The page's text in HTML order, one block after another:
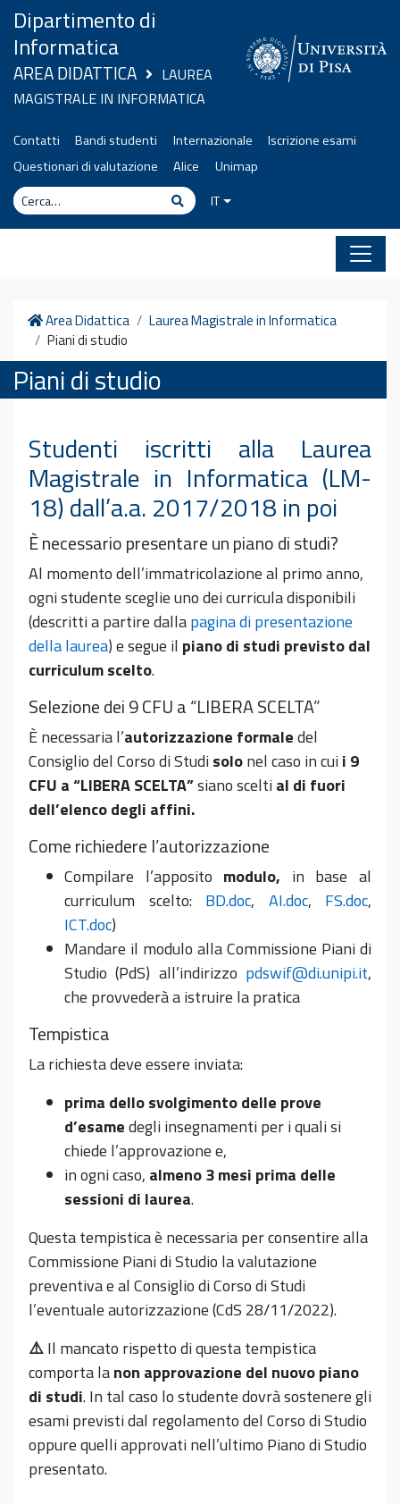
Vai al contenuto
Dipartimento di
Informatica
AREA DIDATTICA
LAUREA
MAGISTRALE IN INFORMATICA
Contatti Bandi studenti Internazionale
Iscrizione esami
Questionari di valutazione
Alice
Unimap
Cerca
CercaIT
Home
Area Didattica
Laurea Magistrale in Informatica
Piani di studio
Piani di studio
Studenti iscritti alla Laurea
Magistrale in Informatica (LM-
18) dall’a.a. 2017/2018 in poi
È necessario presentare un piano di studi?
Al momento dell’immatricolazione al primo anno,
ogni studente sceglie uno dei curricula disponibili
(descritti a partire dallapagina di presentazione
della laurea) e segue il piano di studi previsto dal
curriculum scelto.
Selezione dei 9 CFU a “LIBERA SCELTA”
È necessaria l’autorizzazione formaledel
Consiglio del Corso di Studisolonel caso in cuii 9
CFU a “LIBERA SCELTA”siano sceltial di fuori
dell’elenco degli affini.
Come richiedere l’autorizzazione
Compilare l’apposito modulo, in base al
curriculum scelto: BD.doc, AI.doc, FS.doc,
ICT.doc)
Mandare il modulo alla Commissione Piani di
Studio (PdS) all’indirizzo pdswif@di.unipi.it,
che provvederà a istruire la pratica
Tempistica
La richiesta deve essere inviata:
prima dello svolgimento delle prove
d’esamedegli insegnamenti per i quali si
chiede l’approvazione e,
in ogni caso, almeno 3 mesi prima delle
sessioni di laurea.
Questa tempistica è necessaria per consentire alla
Commissione Piani di Studio la valutazione
preventiva e al Consiglio di Corso di Studi
l’eventuale autorizzazione (CdS 28/11/2022).
⚠️Il mancato rispetto di questa tempistica
comporta lanon approvazione del nuovo piano
di studi. In tal caso lo studente dovrà sostenere gli
esami previsti dal regolamento del Corso di Studio
oppure quelli approvati nell’ultimo Piano di Studio
presentato.